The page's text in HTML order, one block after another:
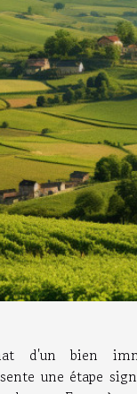
d'un bien
une étape